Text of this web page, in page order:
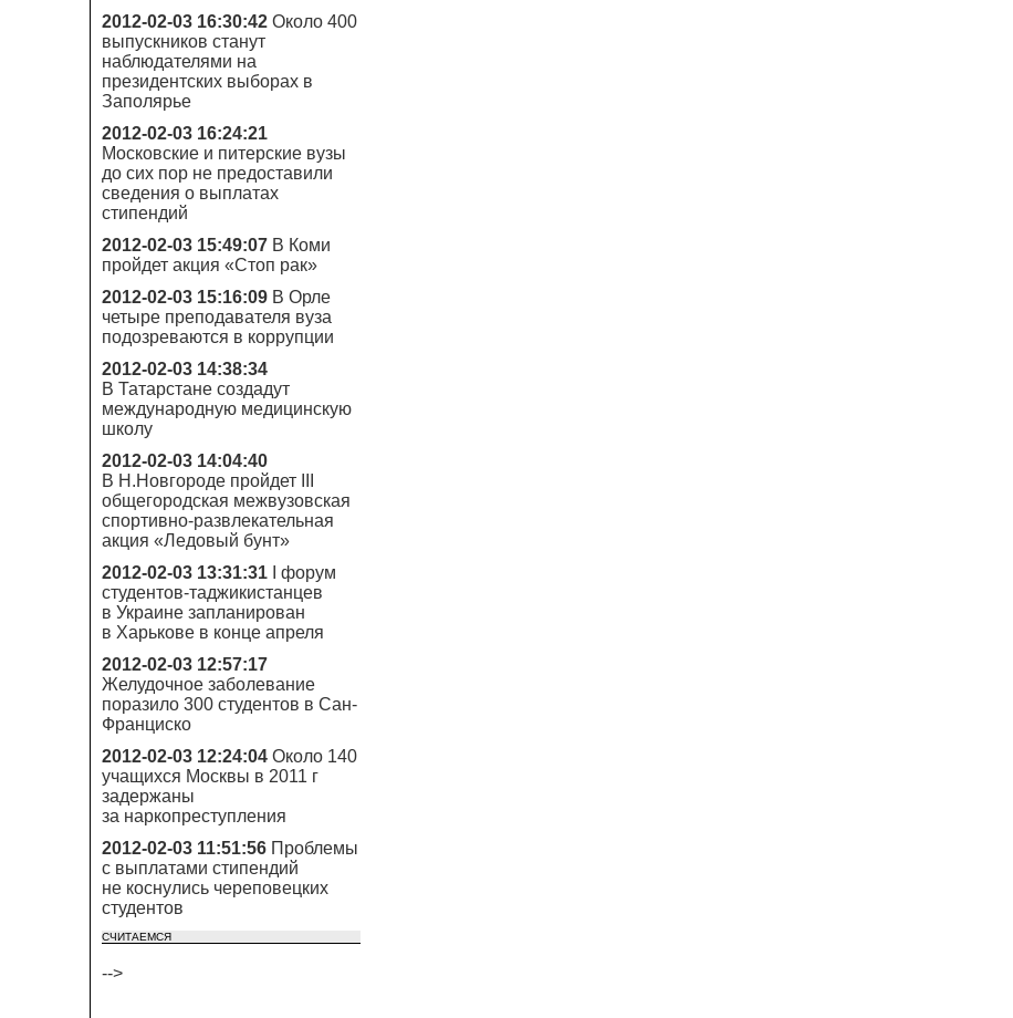
2012-02-03 16:30:42 Около 400
выпускников станут
наблюдателями на
президентских выборах в
Заполярье
2012-02-03 16:24:21
Московские и питерские вузы
до сих пор не предоставили
сведения о выплатах
стипендий
2012-02-03 15:49:07 В Коми
пройдет акция «Стоп рак»
2012-02-03 15:16:09 В Орле
четыре преподавателя вуза
подозреваются в коррупции
2012-02-03 14:38:34
В Татарстане создадут
международную медицинскую
школу
2012-02-03 14:04:40
В Н.Новгороде пройдет III
общегородская межвузовская
спортивно-развлекательная
акция «Ледовый бунт»
2012-02-03 13:31:31
I форум
студентов-таджикистанцев
в Украине запланирован
в Харькове в конце апреля
2012-02-03 12:57:17
Желудочное заболевание
поразило 300 студентов в Сан-
Франциско
2012-02-03 12:24:04 Около 140
учащихся Москвы в 2011 г
задержаны
за наркопреступления
2012-02-03 11:51:56 Проблемы
с выплатами стипендий
не коснулись череповецких
студентов
СЧИТАЕМСЯ
-->